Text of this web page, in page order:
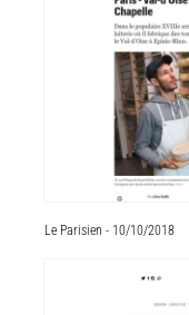
Le Parisien - 10/10/2018